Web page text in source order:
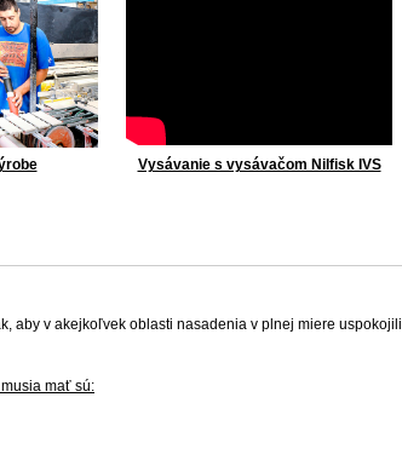
Vysávanie s vysávačom Nilfisk IVS
aby v akejkoľvek oblasti nasadenia v plnej miere uspokojili
mať sú: